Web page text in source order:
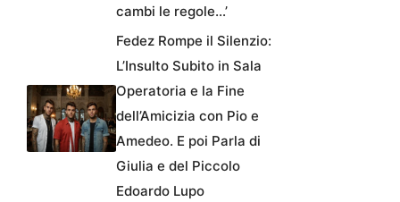
cambi le regole…’
Fedez Rompe il Silenzio:
L’Insulto Subito in Sala
Operatoria e la Fine
dell’Amicizia con Pio e
Amedeo. E poi Parla di
Giulia e del Piccolo
Edoardo Lupo